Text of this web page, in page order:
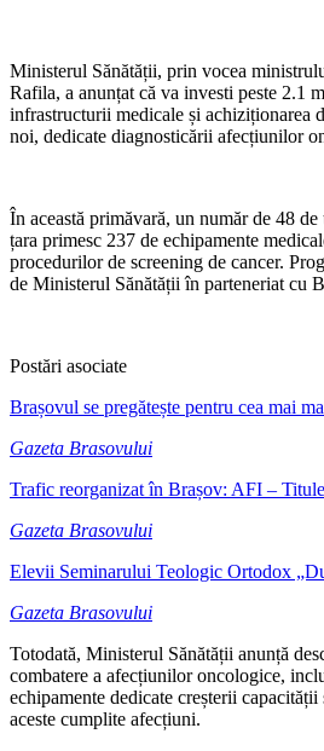
Ministerul Sănătății, prin vocea
Rafila, a anunțat că va investi peste 2.1
infrastructurii medicale și achiziționarea
noi, dedicate diagnosticării afecțiunilor
În această primăvară, un număr de 48
țara primesc 237 de echipamente
procedurilor de screening de cancer.
de Ministerul Sănătății în parteneriat cu
Postări asociate
Brașovul se pregătește pentru cea mai
Gazeta Brasovului
Trafic reorganizat în Brașov: AFI –
Gazeta Brasovului
Elevii Seminarului Teologic Ortodox
Gazeta Brasovului
Totodată, Ministerul Sănătății anunță
combatere a afecțiunilor oncologice,
echipamente dedicate creșterii
aceste cumplite afecțiuni.